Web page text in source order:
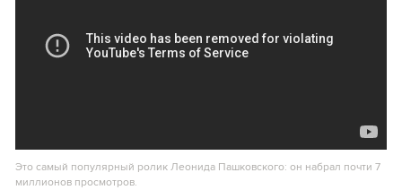
Это самый популярный ролик Леонида Пашковского: он набрал почти 7
миллионов просмотров.